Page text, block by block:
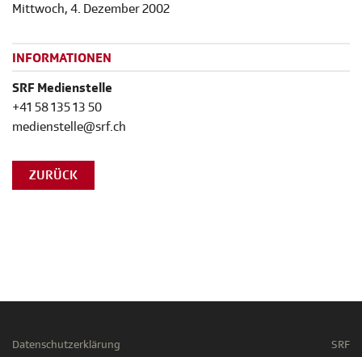
Mittwoch, 4. Dezember 2002
INFORMATIONEN
SRF Medienstelle
+41 58 135 13 50
medienstelle@srf.ch
ZURÜCK
Datenschutzerklärung SRF